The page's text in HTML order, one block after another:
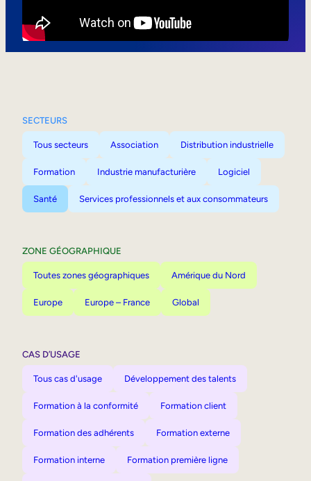
SECTEURS
Tous secteurs Association Distribution industrielle
Formation Industrie manufacturière Logiciel
Santé Services professionnels et aux consommateurs
ZONE GÉOGRAPHIQUE
Toutes zones géographiques Amérique du Nord
Europe Europe – France Global
CAS D’USAGE
Tous cas d'usage Développement des talents
Formation à la conformité Formation client
Formation des adhérents Formation externe
Formation interne Formation première ligne